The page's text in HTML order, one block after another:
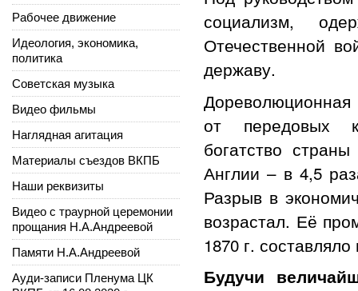
социализм,
Отечественной
державу.
Дореволюционная
от передовых
богатство
Англии – в 4,5
Разрыв в
возрастал. Её
1870 г.
Будучи
Рабочее движение
Идеология, экономика,
политика
Советская музыка
Видео фильмы
Наглядная агитация
Материалы съездов ВКПБ
Наши реквизиты
Видео с траурной церемонии
прощания Н.А.Андреевой
Памяти Н.А.Андреевой
Ауди-записи Пленума ЦК